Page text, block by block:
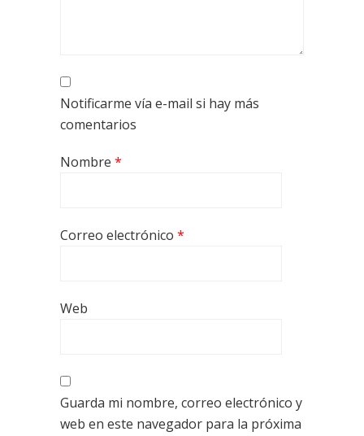
Notificarme vía e-mail si hay más
comentarios
Nombre *
Correo electrónico *
Web
Guarda mi nombre, correo electrónico y
web en este navegador para la próxima